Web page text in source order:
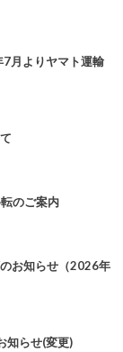
7月よりヤマト運輸
のご案内
お知らせ（2026年
知らせ(変更)